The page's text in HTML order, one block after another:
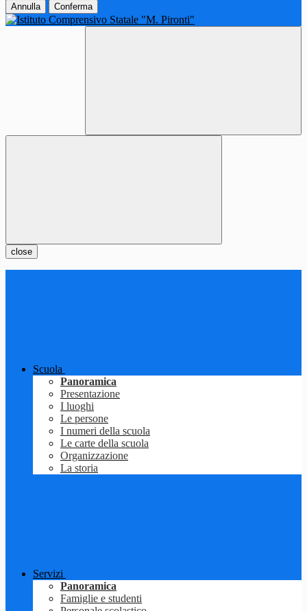
Annulla Conferma
close
Scuola
Panoramica
Presentazione
I luoghi
Le persone
I numeri della scuola
Le carte della scuola
Organizzazione
La storia
Servizi
Panoramica
Famiglie e studenti